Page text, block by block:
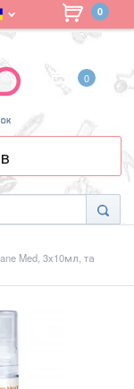
0
0
Med, 3х10мл, та